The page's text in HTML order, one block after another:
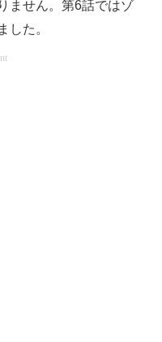
ません。第6話ではゾ
した。